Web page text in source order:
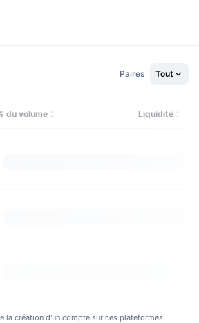
Paires Tout
du volume Liquidité
la création d'un compte sur ces plateformes.